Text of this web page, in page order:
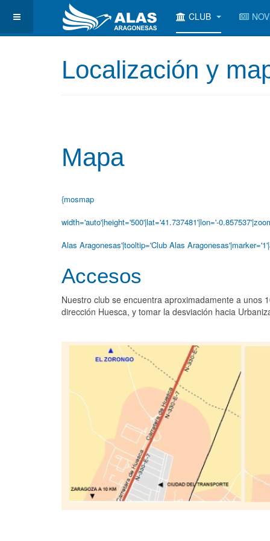
CLUB
Localización y
Mapa
{mosmap
width='auto'|height='500'|lat='41.737481'|lon='-0.857537'|
Alas Aragonesas'|tooltip='Club Alas Aragonesas'|marker='1'|
Accesos
Nuestro club se encuentra aproximadamente a unos
dirección Huesca, y tomar la desviación hacia